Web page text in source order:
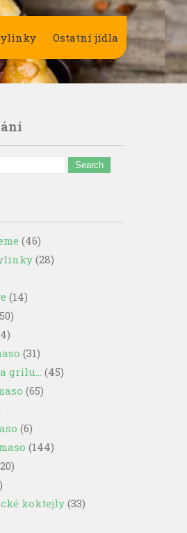
Ostatní jídla
(46)
(28)
(14)
(31)
grilu… (45)
(65)
(6)
(144)
koktejly(33)